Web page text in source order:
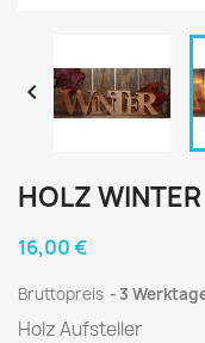

HOLZ WINTER
16,00 €
Bruttopreis 3
Holz Aufsteller